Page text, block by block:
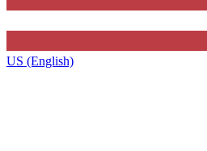
US (English)